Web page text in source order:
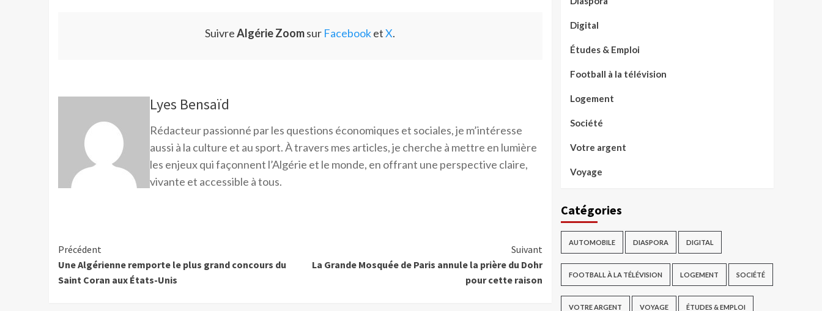
SuivreAlgérie Zoomsur FacebooketX.
Lyes Bensaïd
Rédacteur passionné par les questions économiques et sociales, je m’intéresse
aussi à la culture et au sport. À travers mes articles, je cherche à mettre en lumière
les enjeux qui façonnent l’Algérie et le monde, en offrant une perspective claire,
vivante et accessible à tous.
Précédent
Une Algérienne remporte le plus grand concours du
Saint Coran aux États-Unis
Suivant
La Grande Mosquée de Paris annule la prière du Dohr
pour cette raison
Digital
Études & Emploi
Football à la télévision
Logement
Société
Votre argent
Voyage
Catégories
AUTOMOBILE DIASPORA DIGITAL
FOOTBALL À LA TÉLÉVISION LOGEMENT SOCIÉTÉ
VOTRE ARGENT VOYAGE ÉTUDES & EMPLOI